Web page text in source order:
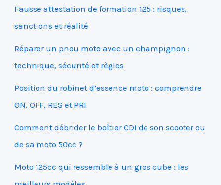
Fausse attestation de formation 125 : risques,
sanctions et réalité
Réparer un pneu moto avec un champignon :
technique, sécurité et règles
Position du robinet d’essence moto : comprendre
ON, OFF, RES et PRI
Comment débrider le boîtier CDI de son scooter ou
de sa moto 50cc ?
Moto 125cc qui ressemble à un gros cube : les